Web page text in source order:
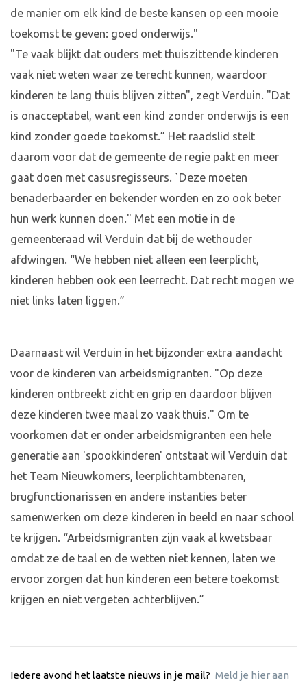
de manier om elk kind de beste kansen op een mooie
toekomst te geven: goed onderwijs."
"Te vaak blijkt dat ouders met thuiszittende kinderen
vaak niet weten waar ze terecht kunnen, waardoor
kinderen te lang thuis blijven zitten", zegt Verduin. "Dat
is onacceptabel, want een kind zonder onderwijs is een
kind zonder goede toekomst.” Het raadslid stelt
daarom voor dat de gemeente de regie pakt en meer
gaat doen met casusregisseurs. `Deze moeten
benaderbaarder en bekender worden en zo ook beter
hun werk kunnen doen." Met een motie in de
gemeenteraad wil Verduin dat bij de wethouder
afdwingen. “We hebben niet alleen een leerplicht,
kinderen hebben ook een leerrecht. Dat recht mogen we
niet links laten liggen.”
Daarnaast wil Verduin in het bijzonder extra aandacht
voor de kinderen van arbeidsmigranten. "Op deze
kinderen ontbreekt zicht en grip en daardoor blijven
deze kinderen twee maal zo vaak thuis." Om te
voorkomen dat er onder arbeidsmigranten een hele
generatie aan 'spookkinderen' ontstaat wil Verduin dat
het Team Nieuwkomers, leerplichtambtenaren,
brugfunctionarissen en andere instanties beter
samenwerken om deze kinderen in beeld en naar school
te krijgen. “Arbeidsmigranten zijn vaak al kwetsbaar
omdat ze de taal en de wetten niet kennen, laten we
ervoor zorgen dat hun kinderen een betere toekomst
krijgen en niet vergeten achterblijven.”
Iedere avond het laatste nieuws in je mail? Meld je hier aan